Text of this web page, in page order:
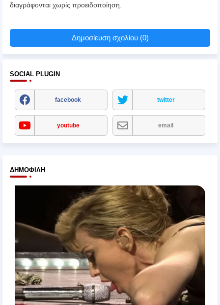
διαγράφονται χωρίς προειδοποίηση.
Δημοσίευση σχολίου (0)
SOCIAL PLUGIN
facebook twitter
youtube email
ΔΗΜΟΦΙΛΉ